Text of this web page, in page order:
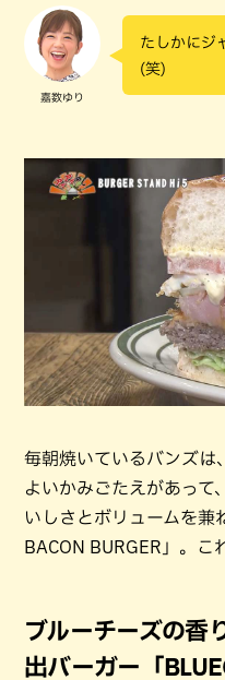
嘉数ゆり
たしかにジ
(笑)
毎朝焼いているバンズは
よいかみごたえがあって
いしさとボリュームを兼
BACON BURGER」。こ
ブルーチーズの香
出バーガー「